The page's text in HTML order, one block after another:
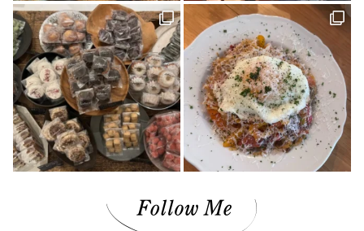
雑貨(1)
毎日のおいしいもの まとか(1) さんさん物語(1)
子ども(1)
未来へのかたち(1)
デザイナーズハウス(3)
おのクリニック(1)
大西水引(1)
みさき果樹園(1)
シェアハウス&民泊ゲストハウス(1)
道の駅(2)
ONLY ONE STYLE 昭和建設 一級建築士事務所(1)
ミルク(1)
高級(1)
喫茶店(2) マチボン 高知 vol.01(1) 高松(1)
コーヒー(1)
砥部(1)
メディカル(3) 宇和島市(2) 水引(1)
しまのぱんかふぇtetote(1)
平野 裕子さん(1)
奥伊予街道(2) 建築(1) 牛乳(1)
紅まどんな(1)
裏道(1)
高知(2) 東予(1) 珈琲(1) グリーン(1)
心地よい場所(3)
ショップ(1)
アクセサリー(1) 島のパン屋(1)
暮らしの設計デザイナー(1)